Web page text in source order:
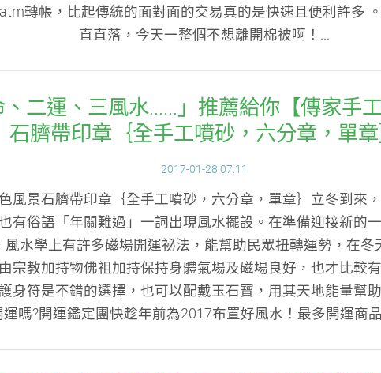
轉帳，比起傳統的面對面的交易真的是快速且便利許多
直直落，今天一整個不想離開棉被啊！...
二運、三風水......」推薦給你【傳家手
石臍帶印章｛全手工噴砂，六分章，單章
2017-01-28 07:11
風景石臍帶印章｛全手工噴砂，六分章，單章｝立冬到來
有俗語「年關難過」一詞出現風水擺設。在準備迎接新的
水學上有許多磁場開運祕法，能幫助民眾扭轉運勢，在
宗教加持物佛祖加持保持身體氣場及磁場良好，也才比較
身符是不錯的選擇，也可以配戴玉石寶，用其天地能量幫
嗎?開運鑑定團快趁年前為2017布置好風水！最多開運商